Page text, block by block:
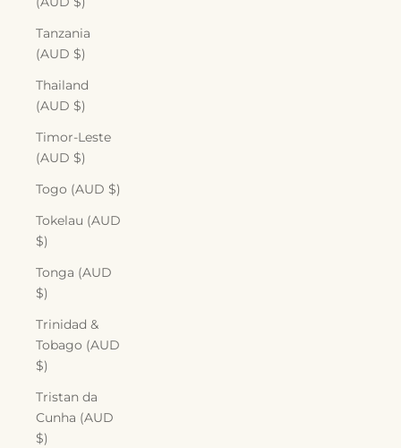
Tanzania
(AUD $)
Thailand
(AUD $)
Timor-Leste
(AUD $)
Togo (AUD $)
Tokelau (AUD
$)
Tonga (AUD
$)
Trinidad &
Tobago (AUD
$)
Tristan da
Cunha (AUD
$)